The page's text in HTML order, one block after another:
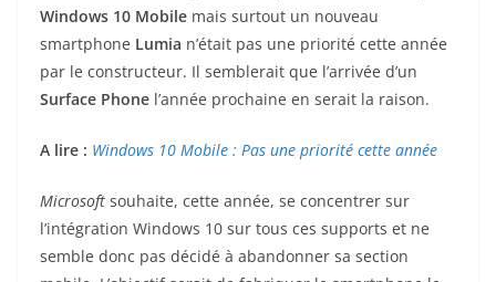
Windows 10 Mobile mais surtout un nouveau
smartphone Lumia n’était pas une priorité cette année
par le constructeur. Il semblerait que l’arrivée d’un
Surface Phone l’année prochaine en serait la raison.
A lire : Windows 10 Mobile : Pas une priorité cette année
Microsoft souhaite, cette année, se concentrer sur
l’intégration Windows 10 sur tous ces supports et ne
semble donc pas décidé à abandonner sa section